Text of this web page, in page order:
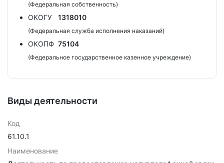
(Федеральная собственность)
ОКОГУ 1318010
(Федеральная служба исполнения наказаний)
ОКОПФ 75104
(Федеральное государственное казенное учреждение)
Виды деятельности
Код
61.10.1
Наименование